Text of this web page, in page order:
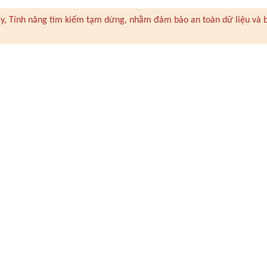
Tính năng tìm kiếm tạm dừng, nhằm đảm bảo an toàn dữ liệu và